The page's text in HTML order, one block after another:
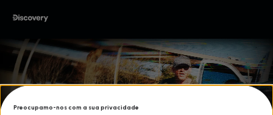
Preocupamo-nos com a sua privacidade